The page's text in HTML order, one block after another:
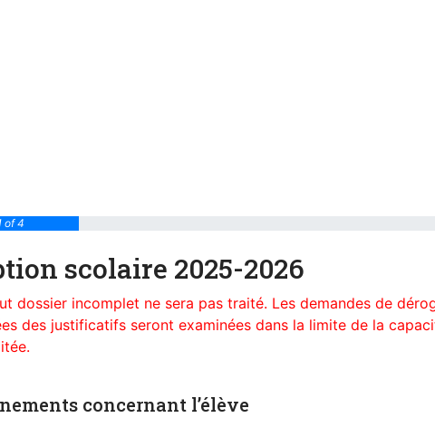
of 4
scolaire 2025-2026
dossier incomplet ne sera pas traité. Les demandes de
des justificatifs seront examinées dans la limite de la
concernant l’élève